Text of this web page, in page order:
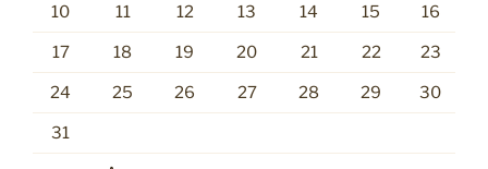
10 11 12 13 14 15 16
17 18 19 20 21 22 23
24 25 26 27 28 29 30
31